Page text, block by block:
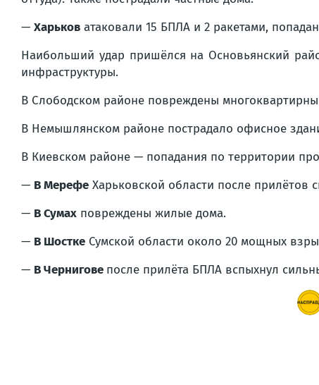
— Харьков атаковали 15 БПЛА и 2 ракетами,
Наибольший удар пришёлся на Основьянский
инфраструктуры.
В Слободском районе повреждены
В Немышлянском районе пострадало офисное
В Киевском районе — попадания по территории
— В Мерефе Харьковской области после прилётов
— В Сумах повреждены жилые дома.
— В Шостке Сумской области около 20 мощных
— В Чернигове после прилёта БПЛА вспыхнул